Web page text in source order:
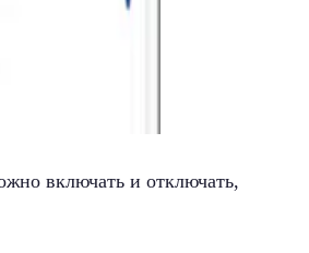
включать и отключать,